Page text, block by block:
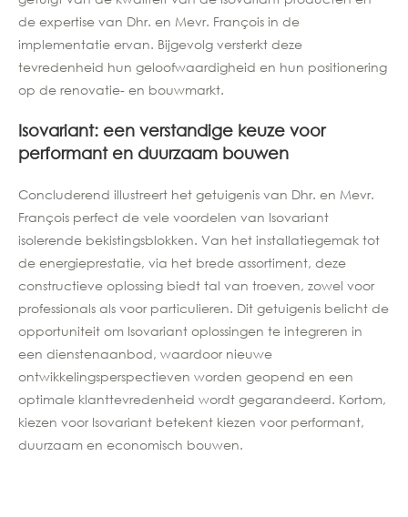
de expertise van Dhr. en Mevr. François in de
implementatie ervan. Bijgevolg versterkt deze
tevredenheid hun geloofwaardigheid en hun positionering
op de renovatie- en bouwmarkt.
Isovariant: een verstandige keuze voor
performant en duurzaam bouwen
Concluderend illustreert het getuigenis van Dhr. en Mevr.
François perfect de vele voordelen van Isovariant
isolerende bekistingsblokken. Van het installatiegemak tot
de energieprestatie, via het brede assortiment, deze
constructieve oplossing biedt tal van troeven, zowel voor
professionals als voor particulieren. Dit getuigenis belicht de
opportuniteit om Isovariant oplossingen te integreren in
een dienstenaanbod, waardoor nieuwe
ontwikkelingsperspectieven worden geopend en een
optimale klanttevredenheid wordt gegarandeerd. Kortom,
kiezen voor Isovariant betekent kiezen voor performant,
duurzaam en economisch bouwen.